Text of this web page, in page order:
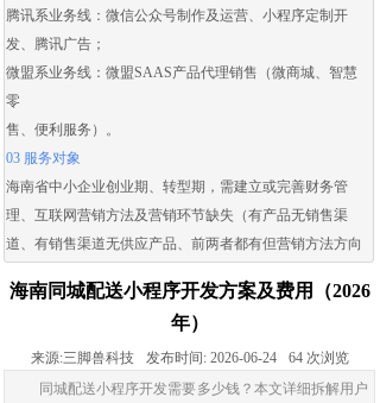
腾讯系业务线：微信公众号制作及运营、 小程序定制开
发、腾讯广告；
微盟系业务线： 微盟SAAS产品代理销售（微商城、智慧
零
售、便利服务）。
03 服务对象
海南省中小企业创业期、转型期，需建立或完善财务管
理、互联网营销方法及营销环节缺失（有产品无销售渠
道、有销售渠道无供应产品、前两者都有但营销方法方向
海南同城配送小程序开发方案及费用（2026
年）
来源:三脚兽科技 发布时间: 2026-06-24 64 次浏览
同城配送小程序开发需要多少钱？本文详细拆解用户